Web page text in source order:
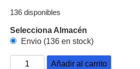
Adaptador
a
RCA Audio
Video
Cable
136 disponibles
Selecciona Almacén
Envio (136 en stock)
Añadir al carrito